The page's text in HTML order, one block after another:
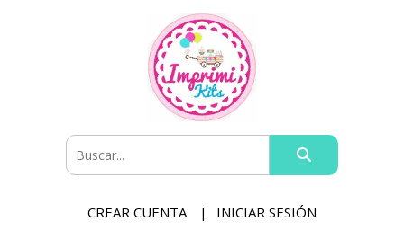
CREAR CUENTA INICIAR SESIÓN